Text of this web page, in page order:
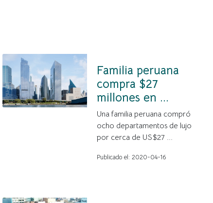
Familia peruana
compra $27
millones en ...
Una familia peruana compró
ocho departamentos de lujo
por cerca de US$27 ...
Publicado el: 2020-04-16